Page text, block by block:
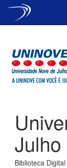
Julho
Biblioteca